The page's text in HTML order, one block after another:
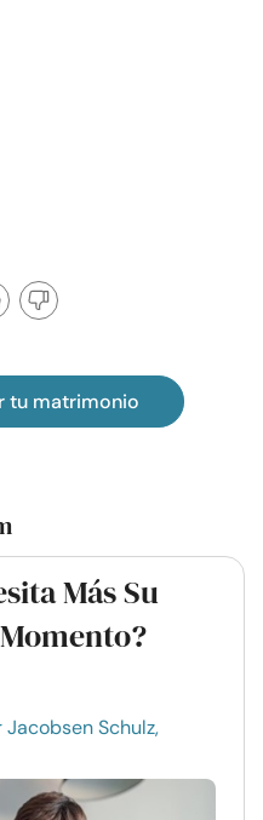
tu matrimonio
Más Su
Jacobsen Schulz,